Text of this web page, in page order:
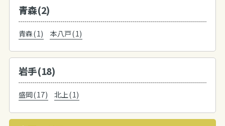
青森(2)
青森(1) 本八戸(1)
岩手(18)
盛岡(17) 北上(1)